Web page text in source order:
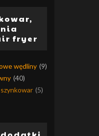
fryer
wędliny (9)
(40)
szynkowar (5)